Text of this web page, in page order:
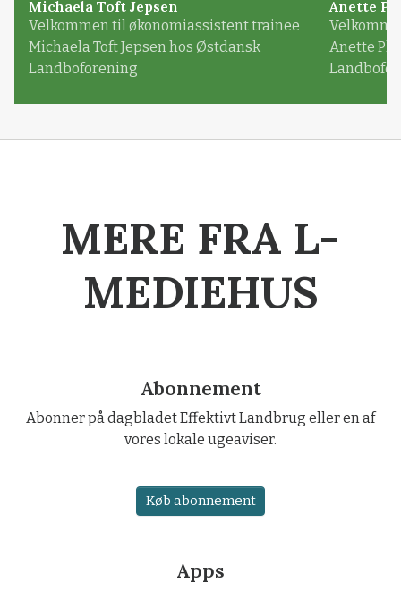
Michaela Toft Jepsen
Velkommen til økonomiassistent trainee
Michaela Toft Jepsen hos Østdansk
Landboforening
Anette
Anette
MERE FRA L-
MEDIEHUS
Abonnement
Abonner på dagbladet Effektivt Landbrug eller en af
vores lokale ugeaviser.
Køb abonnement
Apps